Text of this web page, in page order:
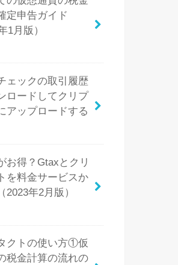
定申告ガイド
1月版）
ェックの取引履歴
ロードしてクリプ
アップロードする
お得？Gtaxとクリ
を料金サービスか
2023年2月版）
クトの使い方①仮
税金計算の流れの